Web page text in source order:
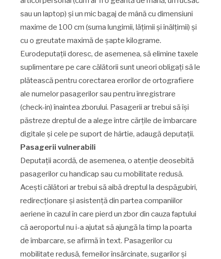
sau un laptop) și un mic bagaj de mână cu dimensiuni
maxime de 100 cm (suma lungimii, lățimii și înălțimii) și
cu o greutate maximă de șapte kilograme.
Eurodeputații doresc, de asemenea, să elimine taxele
suplimentare pe care călătorii sunt uneori obligați să le
plătească pentru corectarea erorilor de ortografiere
ale numelor pasagerilor sau pentru înregistrare
(check-in) înaintea zborului. Pasagerii ar trebui să își
păstreze dreptul de a alege între cărțile de îmbarcare
digitale și cele pe suport de hârtie, adaugă deputații.
Pasagerii vulnerabili
Deputații acordă, de asemenea, o atenție deosebită
pasagerilor cu handicap sau cu mobilitate redusă.
Acești călători ar trebui să aibă dreptul la despăgubiri,
redirecționare și asistență din partea companiilor
aeriene în cazul în care pierd un zbor din cauza faptului
că aeroportul nu i-a ajutat să ajungă la timp la poarta
de îmbarcare, se afirmă în text. Pasagerilor cu
mobilitate redusă, femeilor însărcinate, sugarilor și